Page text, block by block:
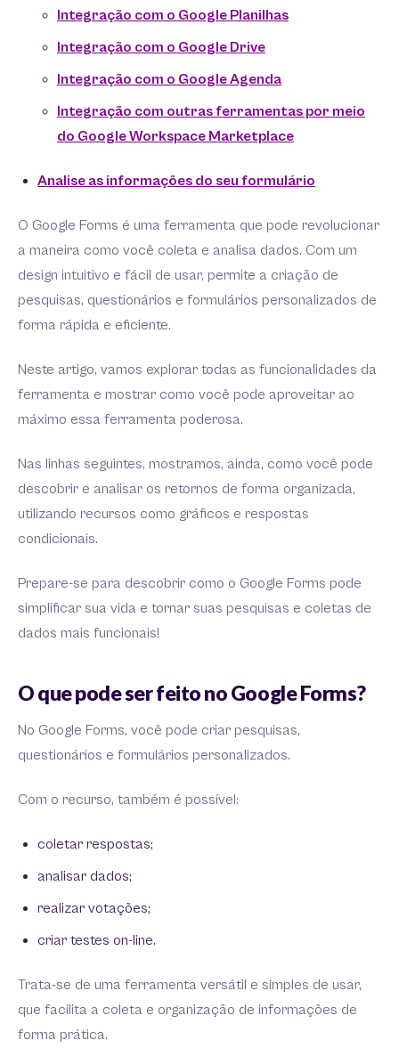
Integração com o Google Planilhas
Integração com o Google Drive
Integração com o Google Agenda
Integração com outras ferramentas por meio
do Google Workspace Marketplace
Analise as informações do seu formulário
O Google Forms é uma ferramenta que pode revolucionar
a maneira como você coleta e analisa dados. Com um
design intuitivo e fácil de usar, permite a criação de
pesquisas, questionários e formulários personalizados de
forma rápida e eficiente.
Neste artigo, vamos explorar todas as funcionalidades da
ferramenta e mostrar como você pode aproveitar ao
máximo essa ferramenta poderosa.
Nas linhas seguintes, mostramos, ainda, como você pode
descobrir e analisar os retornos de forma organizada,
utilizando recursos como gráficos e respostas
condicionais.
Prepare-se para descobrir como o Google Forms pode
simplificar sua vida e tornar suas pesquisas e coletas de
dados mais funcionais!
O que pode ser feito no Google Forms?
No Google Forms, você pode criar pesquisas,
questionários e formulários personalizados.
Com o recurso, também é possível:
coletar respostas;
analisar dados;
realizar votações;
criar testes on-line.
Trata-se de uma ferramenta versátil e simples de usar,
que facilita a coleta e organização de informações de
forma prática.